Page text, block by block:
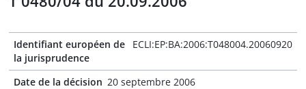
Identifiant européen de
la jurisprudence
ECLI:EP:BA:2006:T048004.20060920
Date de la décision 20 septembre 2006